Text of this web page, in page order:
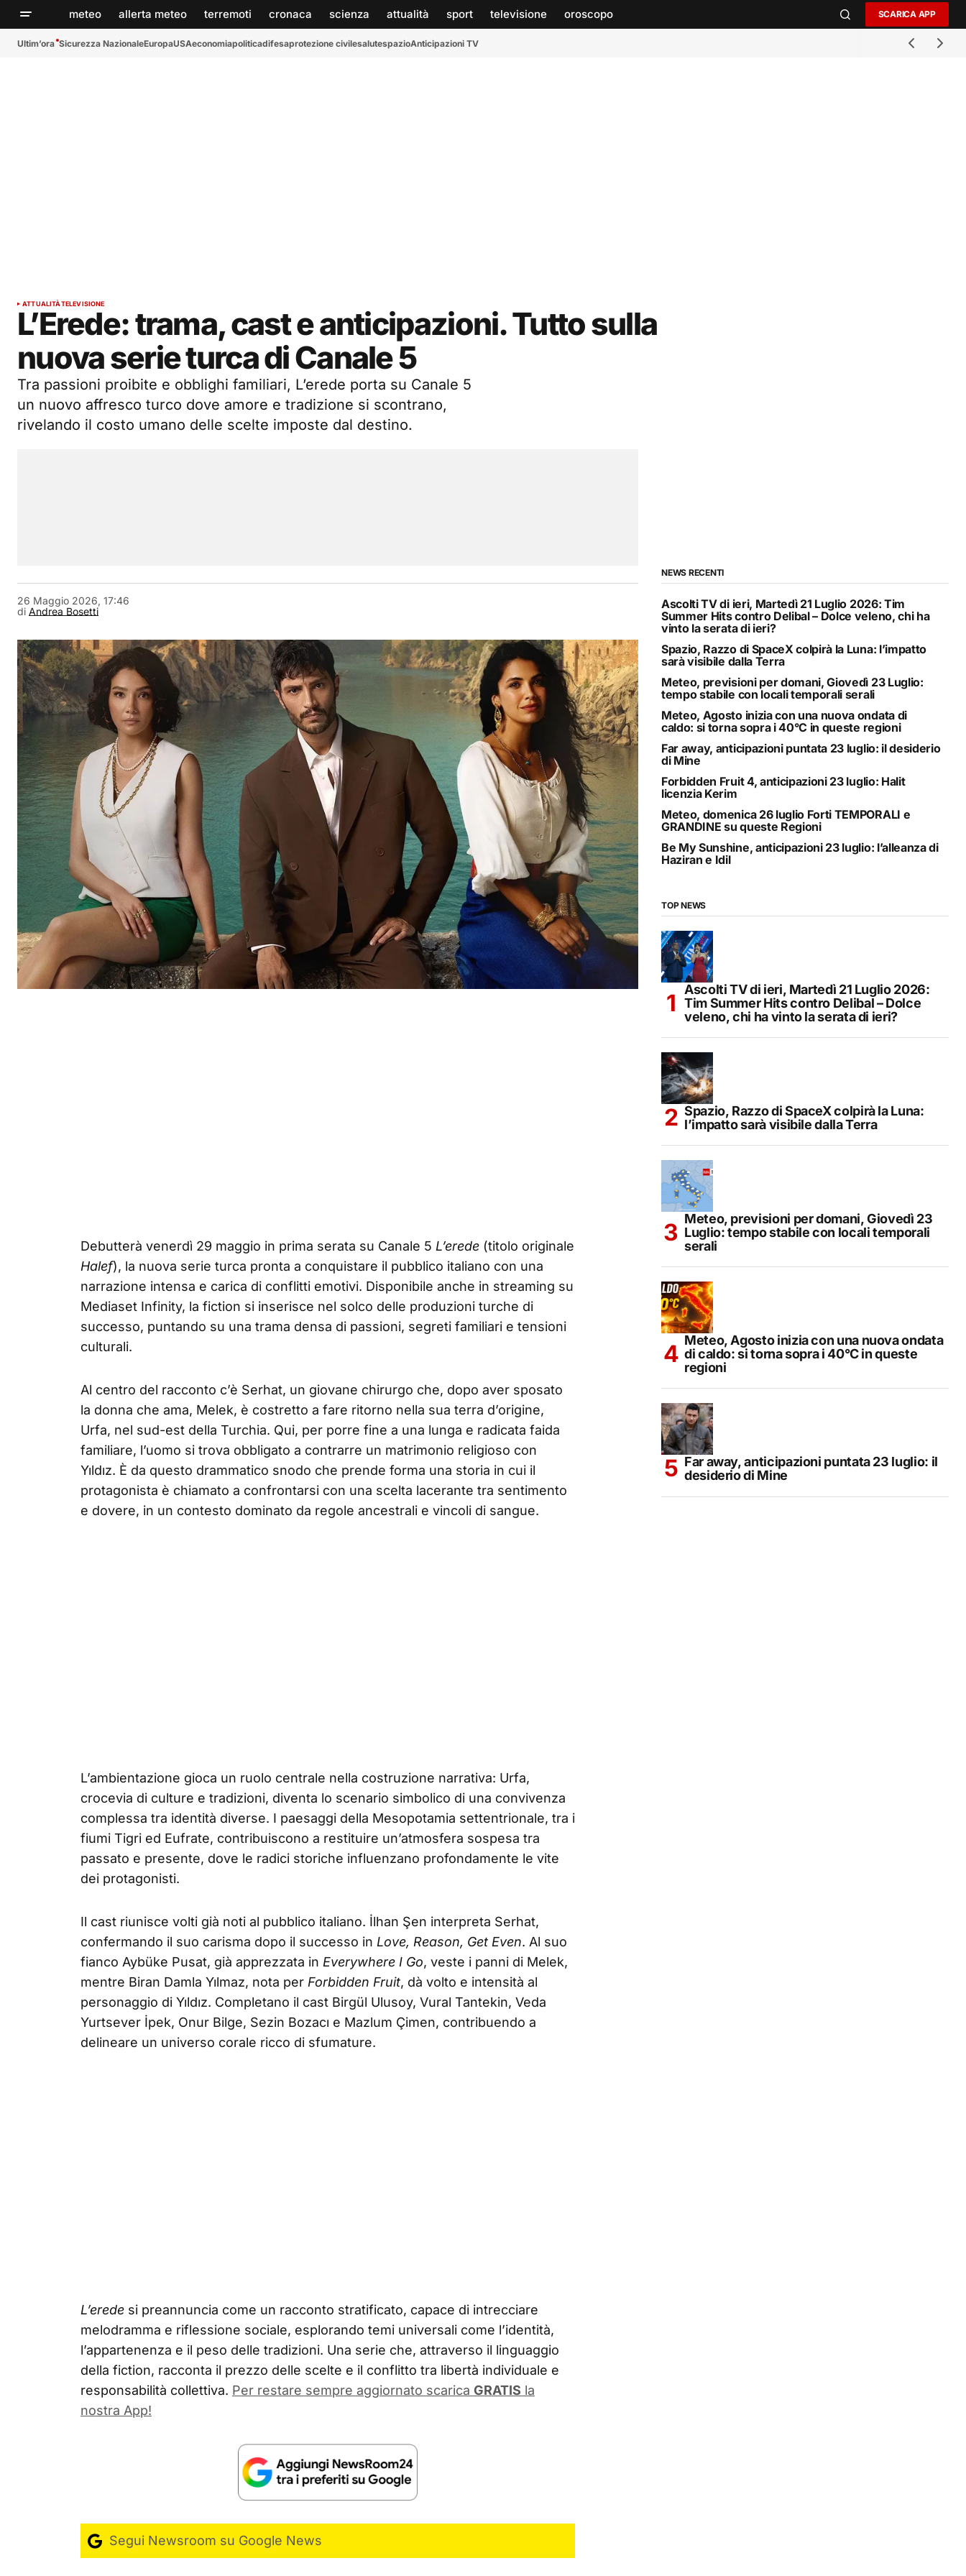
meteo allerta meteo terremoti cronaca scienza attualità sport televisione oroscopo SCARICA APP
Ultim’ora Sicurezza NazionaleEuropaUSAeconomiapoliticadifesaprotezione civilesalutespazioAnticipazioni TV
ATTUALITÀTELEVISIONE
L’Erede: trama, cast e anticipazioni. Tutto sulla
nuova serie turca di Canale 5
Tra passioni proibite e obblighi familiari, L’erede porta su Canale 5
un nuovo affresco turco dove amore e tradizione si scontrano,
rivelando il costo umano delle scelte imposte dal destino.
di Andrea Bosetti
26 Maggio 2026, 17:46
Debutterà venerdì 29 maggio in prima serata su Canale 5 L’erede (titolo originale
Halef), la nuova serie turca pronta a conquistare il pubblico italiano con una
narrazione intensa e carica di conflitti emotivi. Disponibile anche in streaming su
Mediaset Infinity, la fiction si inserisce nel solco delle produzioni turche di
successo, puntando su una trama densa di passioni, segreti familiari e tensioni
culturali.
Al centro del racconto c’è Serhat, un giovane chirurgo che, dopo aver sposato
la donna che ama, Melek, è costretto a fare ritorno nella sua terra d’origine,
Urfa, nel sud-est della Turchia. Qui, per porre fine a una lunga e radicata faida
familiare, l’uomo si trova obbligato a contrarre un matrimonio religioso con
Yıldız. È da questo drammatico snodo che prende forma una storia in cui il
protagonista è chiamato a confrontarsi con una scelta lacerante tra sentimento
e dovere, in un contesto dominato da regole ancestrali e vincoli di sangue.
L’ambientazione gioca un ruolo centrale nella costruzione narrativa: Urfa,
crocevia di culture e tradizioni, diventa lo scenario simbolico di una convivenza
complessa tra identità diverse. I paesaggi della Mesopotamia settentrionale, tra i
fiumi Tigri ed Eufrate, contribuiscono a restituire un’atmosfera sospesa tra
passato e presente, dove le radici storiche influenzano profondamente le vite
dei protagonisti.
Il cast riunisce volti già noti al pubblico italiano. İlhan Şen interpreta Serhat,
confermando il suo carisma dopo il successo in Love, Reason, Get Even. Al suo
fianco Aybüke Pusat, già apprezzata in Everywhere I Go, veste i panni di Melek,
mentre Biran Damla Yılmaz, nota per Forbidden Fruit, dà volto e intensità al
personaggio di Yıldız. Completano il cast Birgül Ulusoy, Vural Tantekin, Veda
Yurtsever İpek, Onur Bilge, Sezin Bozacı e Mazlum Çimen, contribuendo a
delineare un universo corale ricco di sfumature.
L’erede si preannuncia come un racconto stratificato, capace di intrecciare
melodramma e riflessione sociale, esplorando temi universali come l’identità,
l’appartenenza e il peso delle tradizioni. Una serie che, attraverso il linguaggio
della fiction, racconta il prezzo delle scelte e il conflitto tra libertà individuale e
responsabilità collettiva. Per restare sempre aggiornato scarica GRATIS la
nostra App!
Segui Newsroom su Google News
NEWS RECENTI
Ascolti TV di ieri, Martedì 21 Luglio 2026: Tim
Summer Hits contro Delibal – Dolce veleno, chi ha
vinto la serata di ieri?
Spazio, Razzo di SpaceX colpirà la Luna: l’impatto
sarà visibile dalla Terra
Meteo, previsioni per domani, Giovedì 23 Luglio:
tempo stabile con locali temporali serali
Meteo, Agosto inizia con una nuova ondata di
caldo: si torna sopra i 40°C in queste regioni
Far away, anticipazioni puntata 23 luglio: il desiderio
di Mine
Forbidden Fruit 4, anticipazioni 23 luglio: Halit
licenzia Kerim
Meteo, domenica 26 luglio Forti TEMPORALI e
GRANDINE su queste Regioni
Be My Sunshine, anticipazioni 23 luglio: l’alleanza di
Haziran e Idil
TOP NEWS
Ascolti TV di ieri, Martedì 21 Luglio 2026:
Tim Summer Hits contro Delibal – Dolce
veleno, chi ha vinto la serata di ieri?
Spazio, Razzo di SpaceX colpirà la Luna:
l’impatto sarà visibile dalla Terra
Meteo, previsioni per domani, Giovedì 23
Luglio: tempo stabile con locali temporali
serali
Meteo, Agosto inizia con una nuova ondata
di caldo: si torna sopra i 40°C in queste
regioni
Far away, anticipazioni puntata 23 luglio: il
desiderio di Mine